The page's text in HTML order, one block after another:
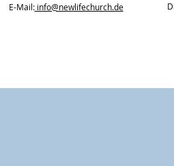
E-Mail:info@newlifechurch.de